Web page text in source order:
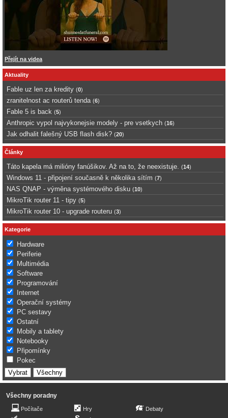
Přejít na videa
Aktuality
Fable uz len za kredity (0)
zranitelnost ac routerů tenda (6)
Fable 5 is back (5)
Anthropic vypol najvykonejsie modely - pre vsetkych (16)
Jak odhalit falešný USB flash disk? (20)
Články
Táto kapela má milióny fanúšikov. Až na to, že neexistuje. (14)
Windows 11 - připojení současně k několika sítím (7)
NAS QNAP - výměna systémového disku (10)
MikroTik router 11 - tipy (5)
MikroTik router 10 - upgrade routeru (3)
Kategorie
Hardware
Periferie
Multimédia
Software
Programování
Internet
Operační systémy
PC sestavy
Ostatní
Mobily a tablety
Notebooky
Připomínky
Pokec
Všechny poradny
Počítače
Hry
Debaty